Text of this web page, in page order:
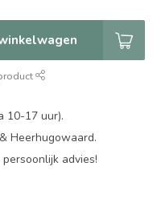
10-17 uur).
Heerhugowaard.
advies!